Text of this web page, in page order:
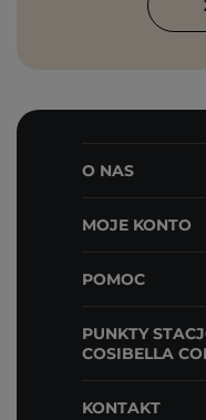
O NAS
MOJE KONTO
POMOC
PUNKTY
COSIBELLA
KONTAKT